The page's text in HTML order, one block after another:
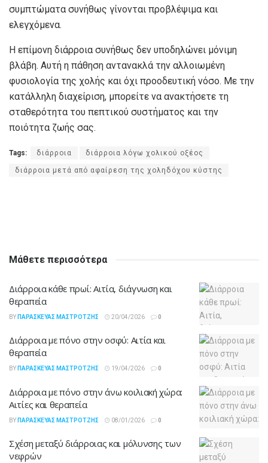
συμπτώματα συνήθως γίνονται προβλέψιμα και
ελεγχόμενα.
Η επίμονη διάρροια συνήθως δεν υποδηλώνει μόνιμη
βλάβη. Αυτή η πάθηση αντανακλά την αλλοιωμένη
φυσιολογία της χολής και όχι προοδευτική νόσο. Με την
κατάλληλη διαχείριση, μπορείτε να ανακτήσετε τη
σταθερότητα του πεπτικού συστήματος και την
ποιότητα ζωής σας.
Tags: διάρροια διάρροια λόγω χολικού οξέος
διάρροια μετά από αφαίρεση της χοληδόχου κύστης
Μάθετε περισσότερα
Διάρροια κάθε πρωί: Αιτία, διάγνωση και
θεραπεία
BY ΠΑΡΑΣΚΕΥΆΣ ΜΑΣΤΡΟΤΖΉΣ 20/04/2026 0
Διάρροια με πόνο στην οσφύ: Αιτία και
θεραπεία
BY ΠΑΡΑΣΚΕΥΆΣ ΜΑΣΤΡΟΤΖΉΣ 19/04/2026 0
Διάρροια με πόνο στην άνω κοιλιακή χώρα:
Αιτίες και θεραπεία
BY ΠΑΡΑΣΚΕΥΆΣ ΜΑΣΤΡΟΤΖΉΣ 08/01/2026 0
Σχέση μεταξύ διάρροιας και μόλυνσης των
νεφρών